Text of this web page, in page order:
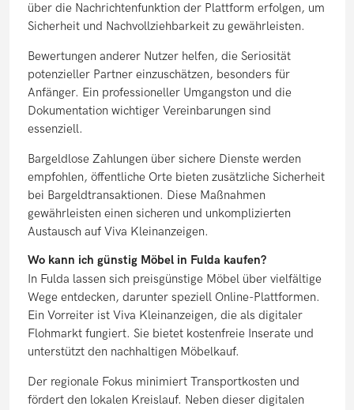
über die Nachrichtenfunktion der Plattform erfolgen, um
Sicherheit und Nachvollziehbarkeit zu gewährleisten.
Bewertungen anderer Nutzer helfen, die Seriosität
potenzieller Partner einzuschätzen, besonders für
Anfänger. Ein professioneller Umgangston und die
Dokumentation wichtiger Vereinbarungen sind
essenziell.
Bargeldlose Zahlungen über sichere Dienste werden
empfohlen, öffentliche Orte bieten zusätzliche Sicherheit
bei Bargeldtransaktionen. Diese Maßnahmen
gewährleisten einen sicheren und unkomplizierten
Austausch auf Viva Kleinanzeigen.
Wo kann ich günstig Möbel in Fulda kaufen?
In Fulda lassen sich preisgünstige Möbel über vielfältige
Wege entdecken, darunter speziell Online-Plattformen.
Ein Vorreiter ist Viva Kleinanzeigen, die als digitaler
Flohmarkt fungiert. Sie bietet kostenfreie Inserate und
unterstützt den nachhaltigen Möbelkauf.
Der regionale Fokus minimiert Transportkosten und
fördert den lokalen Kreislauf. Neben dieser digitalen